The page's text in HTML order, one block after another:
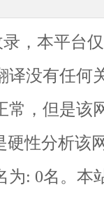
，本平台
译没有任何
常，但是该
硬性分析该
: 0名。本